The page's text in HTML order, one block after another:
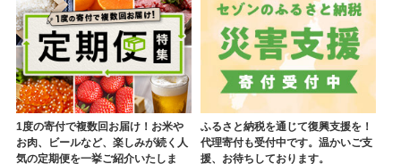
1度の寄付で複数回お届け！お米や
お肉、ビールなど、楽しみが続く人
気の定期便を一挙ご紹介いたしま
ふるさと納税を通じて復興支援を！
代理寄付も受付中です。温かいご支
援、お待ちしております。